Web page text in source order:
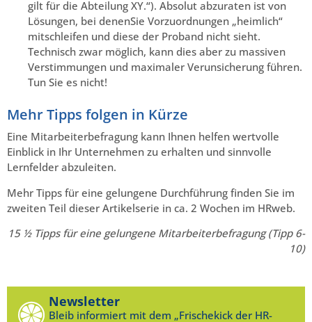
gilt für die Abteilung XY.“). Absolut abzuraten ist von
Lösungen, bei denenSie Vorzuordnungen „heimlich“
mitschleifen und diese der Proband nicht sieht.
Technisch zwar möglich, kann dies aber zu massiven
Verstimmungen und maximaler Verunsicherung führen.
Tun Sie es nicht!
Mehr Tipps folgen in Kürze
Eine Mitarbeiterbefragung kann Ihnen helfen wertvolle
Einblick in Ihr Unternehmen zu erhalten und sinnvolle
Lernfelder abzuleiten.
Mehr Tipps für eine gelungene Durchführung finden Sie im
zweiten Teil dieser Artikelserie in ca. 2 Wochen im HRweb.
15 ½ Tipps für eine gelungene Mitarbeiterbefragung (Tipp 6-
10)
Newsletter
Bleib informiert mit dem „Frischekick der HR-